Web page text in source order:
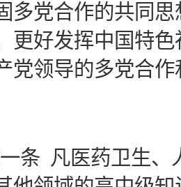
多党合作的共同
更好发挥中国特
党领导的多党合
条 凡医药卫生、